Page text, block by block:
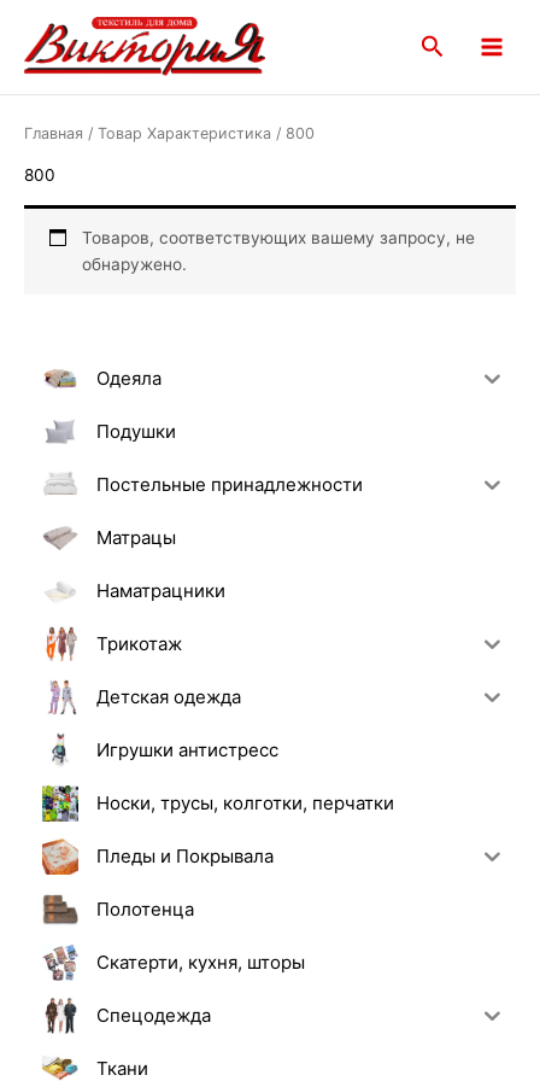
содержимому
Поиск
Menu
Одеяла
Подушки
Постельные принадлежности
Матрацы
Наматрацники
Трикотаж
Детская одежда
Игрушки антистресс
Носки, трусы, колготки, перчатки
Пледы и Покрывала
Полотенца
Скатерти, кухня, шторы
Спецодежда
Ткани
Главная / Товар Характеристика / 800
800
Товаров, соответствующих вашему запросу, не
обнаружено.